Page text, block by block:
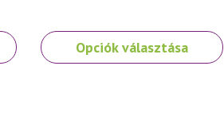
Opciók választása
Ennek
a